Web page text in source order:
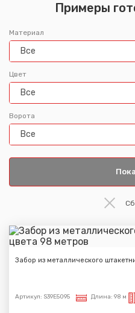
Примеры
Материал
Все
Цвет
Все
Ворота
Все
Забор из металлического
Артикул: S39E5095 Длина: 98 м